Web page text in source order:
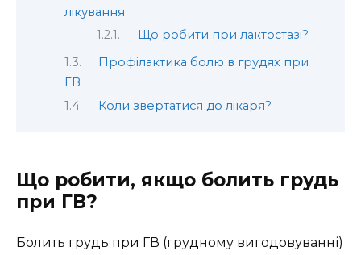
лікування
Що робити при лактостазі?
Профілактика болю в грудях при
ГВ
Коли звертатися до лікаря?
Що робити, якщо болить грудь
при ГВ?
Болить грудь при ГВ (грудному вигодовуванні)